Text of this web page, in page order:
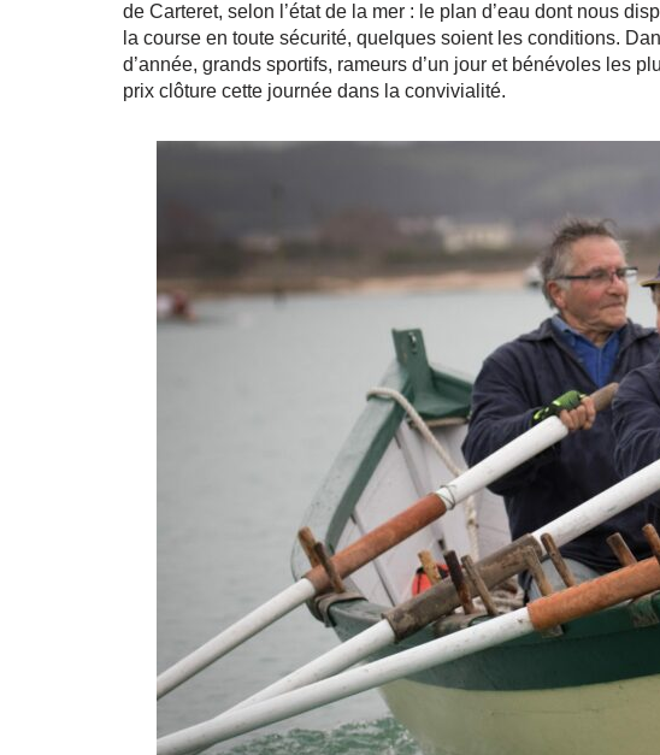
de Carteret, selon l’état de la mer : le plan d’eau dont nous
la course en toute sécurité, quelques soient les conditions.
d’année, grands sportifs, rameurs d’un jour et bénévoles les
prix clôture cette journée dans la convivialité.